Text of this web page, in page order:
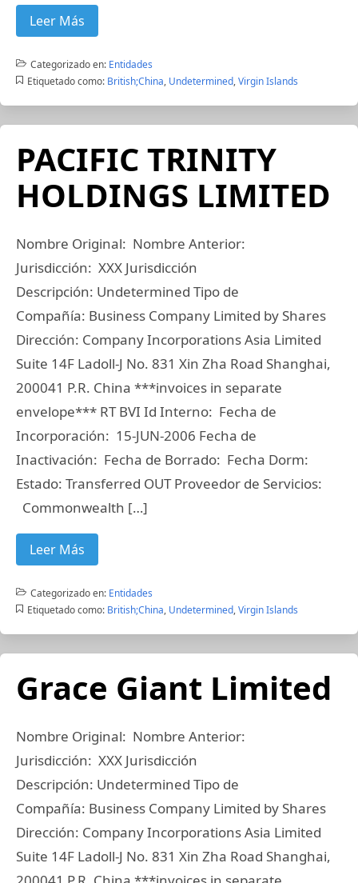
Leer Más
Categorizado en: Entidades
Etiquetado como: British;China, Undetermined,Virgin Islands
PACIFIC TRINITY
HOLDINGS LIMITED
Nombre Original: Nombre Anterior:
Jurisdicción: XXX Jurisdicción
Descripción: Undetermined Tipo de
Compañía: Business Company Limited by Shares
Dirección: Company Incorporations Asia Limited
Suite 14F Ladoll-J No. 831 Xin Zha Road Shanghai,
200041 P.R. China ***invoices in separate
envelope*** RT BVI Id Interno: Fecha de
Incorporación: 15-JUN-2006 Fecha de
Inactivación: Fecha de Borrado: Fecha Dorm:
Estado: Transferred OUT Proveedor de Servicios:
Commonwealth […]
Leer Más
Categorizado en: Entidades
Etiquetado como: British;China, Undetermined,Virgin Islands
Grace Giant Limited
Nombre Original: Nombre Anterior:
Jurisdicción: XXX Jurisdicción
Descripción: Undetermined Tipo de
Compañía: Business Company Limited by Shares
Dirección: Company Incorporations Asia Limited
Suite 14F Ladoll-J No. 831 Xin Zha Road Shanghai,